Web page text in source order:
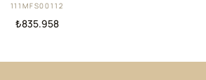
111MFS00112
₺835.958